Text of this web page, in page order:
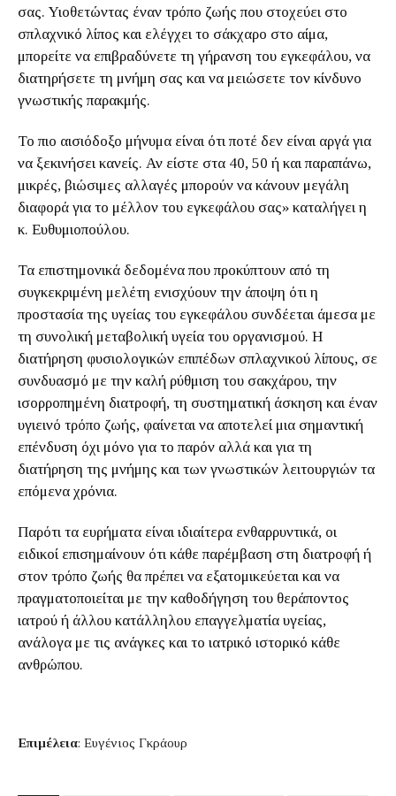
σας. Υιοθετώντας έναν τρόπο ζωής που στοχεύει στο
σπλαχνικό λίπος και ελέγχει το σάκχαρο στο αίμα,
μπορείτε να επιβραδύνετε τη γήρανση του εγκεφάλου, να
διατηρήσετε τη μνήμη σας και να μειώσετε τον κίνδυνο
γνωστικής παρακμής.
Το πιο αισιόδοξο μήνυμα είναι ότι ποτέ δεν είναι αργά για
να ξεκινήσει κανείς. Αν είστε στα 40, 50 ή και παραπάνω,
μικρές, βιώσιμες αλλαγές μπορούν να κάνουν μεγάλη
διαφορά για το μέλλον του εγκεφάλου σας» καταλήγει η
κ. Ευθυμιοπούλου.
Τα επιστημονικά δεδομένα που προκύπτουν από τη
συγκεκριμένη μελέτη ενισχύουν την άποψη ότι η
προστασία της υγείας του εγκεφάλου συνδέεται άμεσα με
τη συνολική μεταβολική υγεία του οργανισμού. Η
διατήρηση φυσιολογικών επιπέδων σπλαχνικού λίπους, σε
συνδυασμό με την καλή ρύθμιση του σακχάρου, την
ισορροπημένη διατροφή, τη συστηματική άσκηση και έναν
υγιεινό τρόπο ζωής, φαίνεται να αποτελεί μια σημαντική
επένδυση όχι μόνο για το παρόν αλλά και για τη
διατήρηση της μνήμης και των γνωστικών λειτουργιών τα
επόμενα χρόνια.
Παρότι τα ευρήματα είναι ιδιαίτερα ενθαρρυντικά, οι
ειδικοί επισημαίνουν ότι κάθε παρέμβαση στη διατροφή ή
στον τρόπο ζωής θα πρέπει να εξατομικεύεται και να
πραγματοποιείται με την καθοδήγηση του θεράποντος
ιατρού ή άλλου κατάλληλου επαγγελματία υγείας,
ανάλογα με τις ανάγκες και το ιατρικό ιστορικό κάθε
ανθρώπου.
Επιμέλεια: Ευγένιος Γκράουρ